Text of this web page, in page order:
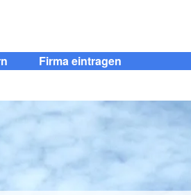
Firma eintragen